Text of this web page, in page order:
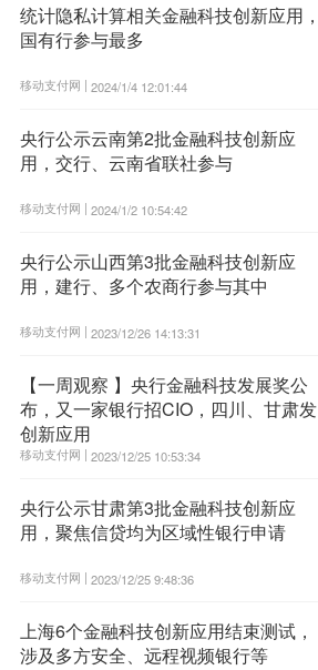
统计隐私计算相关金融科技创新应用，
国有行参与最多
移动支付网 | 2024/1/4 12:01:44
央行公示云南第2批金融科技创新应
用，交行、云南省联社参与
移动支付网 | 2024/1/2 10:54:42
央行公示山西第3批金融科技创新应
用，建行、多个农商行参与其中
移动支付网 | 2023/12/26 14:13:31
【一周观察 】央行金融科技发展奖公
布，又一家银行招CIO，四川、甘肃发
创新应用
移动支付网 | 2023/12/25 10:53:34
央行公示甘肃第3批金融科技创新应
用，聚焦信贷均为区域性银行申请
移动支付网 | 2023/12/25 9:48:36
上海6个金融科技创新应用结束测试，
涉及多方安全、远程视频银行等